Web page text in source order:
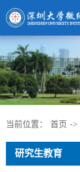
当前位置： 首页 ->
研究生教育